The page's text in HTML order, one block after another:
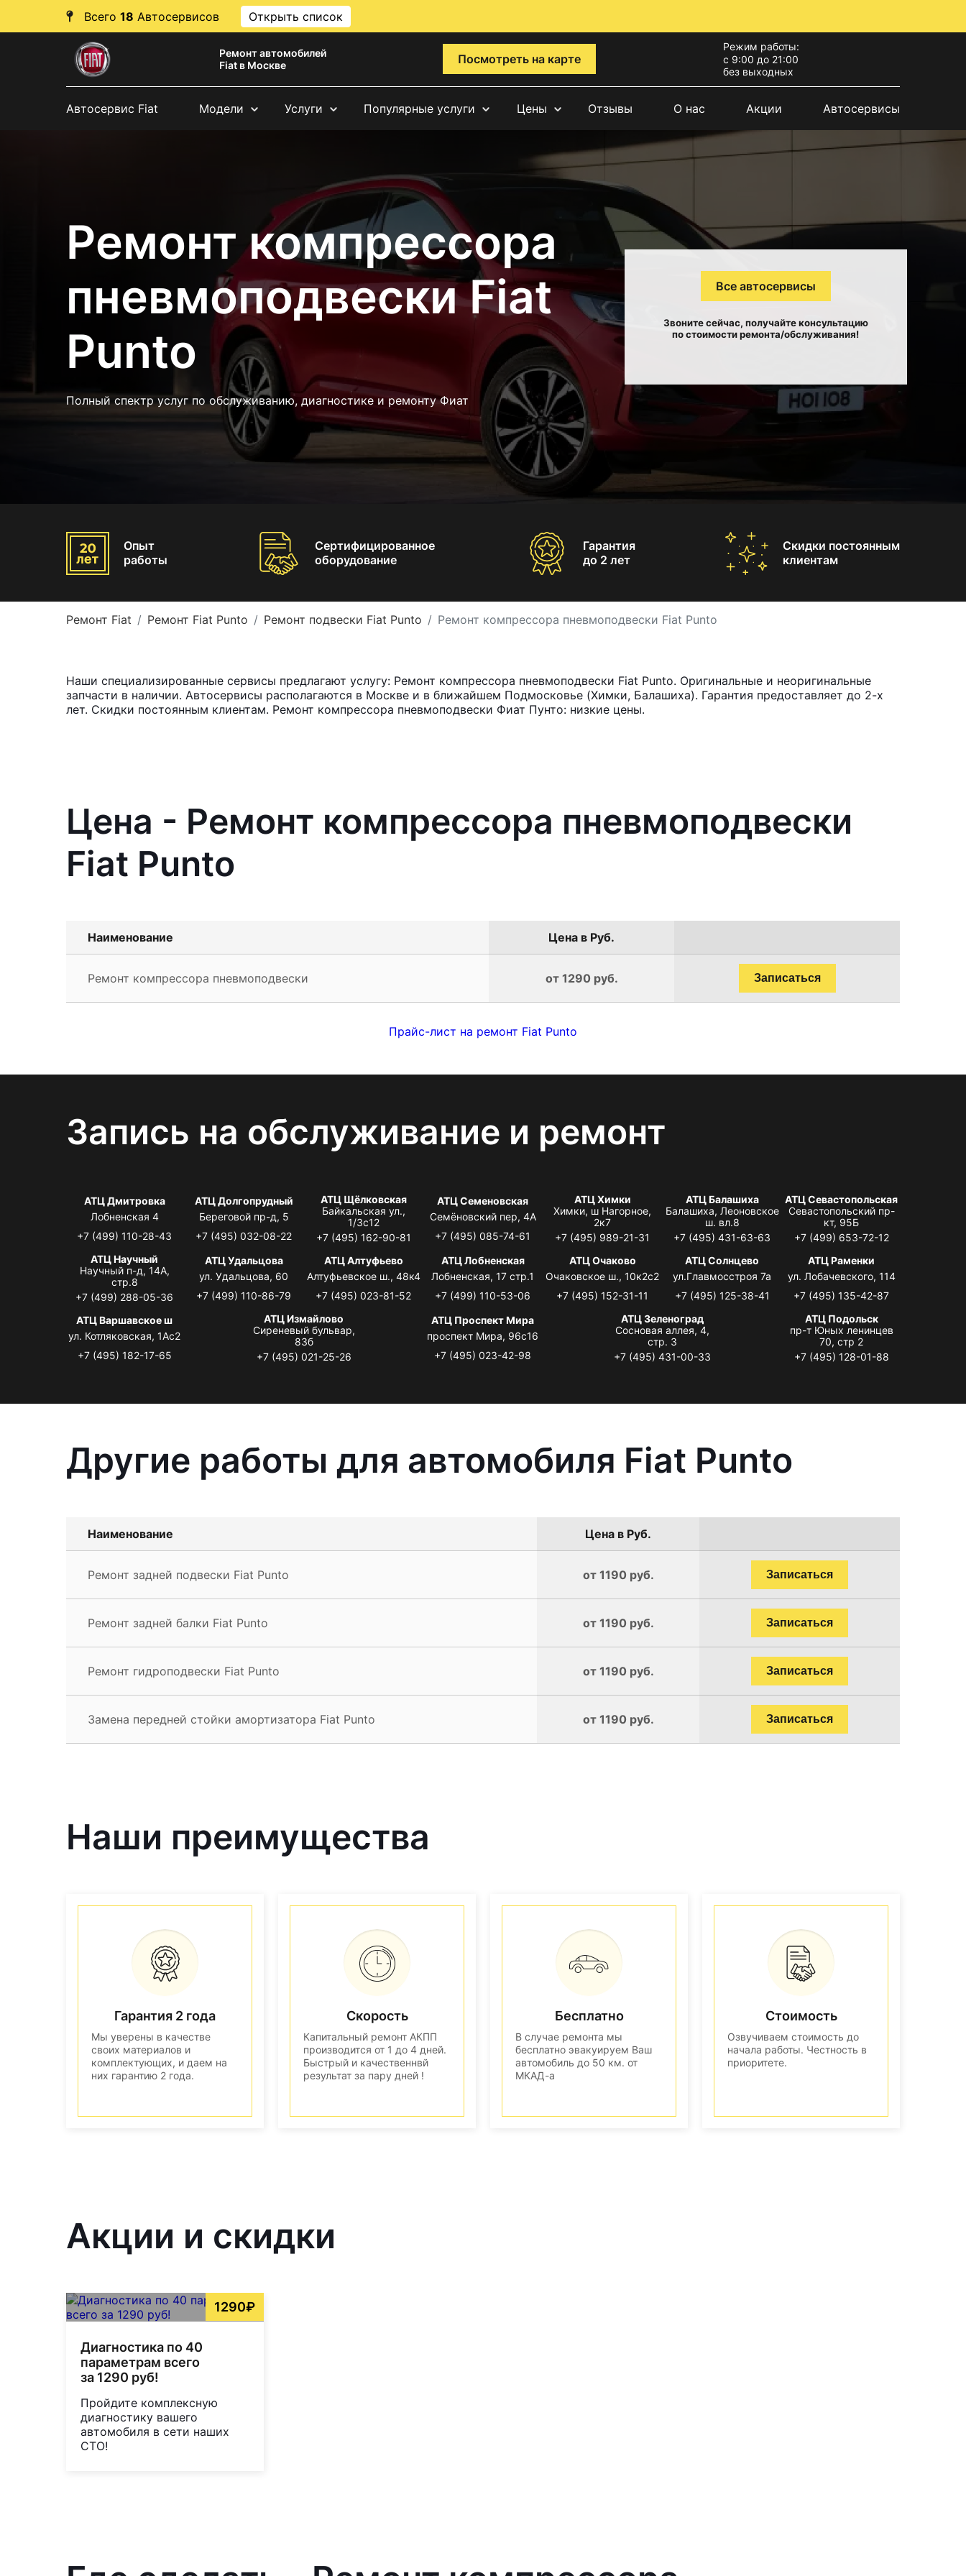
Всего 18 Автосервисов Открыть список
Ремонт автомобилей
Fiat в Москве
Посмотреть на карте
Режим работы:
с 9:00 до 21:00
без выходных
Автосервис Fiat Модели Услуги Популярные услуги Цены Отзывы О нас Акции Автосервисы
Ремонт компрессора
пневмоподвески Fiat
Punto
Полный спектр услуг по обслуживанию, диагностике и ремонту Фиат
Все автосервисы
Звоните сейчас, получайте консультацию
по стоимости ремонта/обслуживания!
Опыт
работы
Сертифицированное
оборудование
Гарантия
до 2 лет
Скидки постоянным
клиентам
Ремонт Fiat Ремонт Fiat Punto Ремонт подвески Fiat Punto Ремонт компрессора пневмоподвески Fiat Punto
Наши специализированные сервисы предлагают услугу: Ремонт компрессора пневмоподвески Fiat Punto. Оригинальные и неоригинальные
запчасти в наличии. Автосервисы располагаются в Москве и в ближайшем Подмосковье (Химки, Балашиха). Гарантия предоставляет до 2-х
лет. Скидки постоянным клиентам. Ремонт компрессора пневмоподвески Фиат Пунто: низкие цены.
Цена - Ремонт компрессора пневмоподвески
Fiat Punto
Наименование Цена в Руб.
Ремонт компрессора пневмоподвески от 1290 руб. Записаться
Прайс-лист на ремонт Fiat Punto
Запись на обслуживание и ремонт
АТЦ Дмитровка
Лобненская 4
+7 (499) 110-28-43
АТЦ Долгопрудный
Береговой пр-д, 5
+7 (495) 032-08-22
АТЦ Щёлковская
Байкальская ул.,
1/3с12
+7 (495) 162-90-81
АТЦ Семеновская
Семёновский пер, 4А
+7 (495) 085-74-61
АТЦ Химки
Химки, ш Нагорное,
2к7
+7 (495) 989-21-31
АТЦ Балашиха
Балашиха, Леоновское
ш. вл.8
+7 (495) 431-63-63
АТЦ Севастопольская
Севастопольский пр-
кт, 95Б
+7 (499) 653-72-12
АТЦ Научный
Научный п-д, 14А,
стр.8
+7 (499) 288-05-36
АТЦ Удальцова
ул. Удальцова, 60
+7 (499) 110-86-79
АТЦ Алтуфьево
Алтуфьевское ш., 48к4
+7 (495) 023-81-52
АТЦ Лобненская
Лобненская, 17 стр.1
+7 (499) 110-53-06
АТЦ Очаково
Очаковское ш., 10к2с2
+7 (495) 152-31-11
АТЦ Солнцево
ул.Главмосстроя 7а
+7 (495) 125-38-41
АТЦ Раменки
ул. Лобачевского, 114
+7 (495) 135-42-87
АТЦ Варшавское ш
ул. Котляковская, 1Ас2
+7 (495) 182-17-65
АТЦ Измайлово
Сиреневый бульвар,
83б
+7 (495) 021-25-26
АТЦ Проспект Мира
проспект Мира, 96с16
+7 (495) 023-42-98
АТЦ Зеленоград
Сосновая аллея, 4,
стр. 3
+7 (495) 431-00-33
АТЦ Подольск
пр-т Юных ленинцев
70, стр 2
+7 (495) 128-01-88
Другие работы для автомобиля Fiat Punto
Наименование Цена в Руб.
Ремонт задней подвески Fiat Punto от 1190 руб. Записаться
Ремонт задней балки Fiat Punto от 1190 руб. Записаться
Ремонт гидроподвески Fiat Punto от 1190 руб. Записаться
Замена передней стойки амортизатора Fiat Punto от 1190 руб. Записаться
Наши преимущества
Гарантия 2 года
Мы уверены в качестве
своих материалов и
комплектующих, и даем на
них гарантию 2 года.
Скорость
Капитальный ремонт АКПП
производится от 1 до 4 дней.
Быстрый и качественнвй
результат за пару дней !
Бесплатно
В случае ремонта мы
бесплатно эвакуируем Ваш
автомобиль до 50 км. от
МКАД-а
Стоимость
Озвучиваем стоимость до
начала работы. Честность в
приоритете.
Акции и скидки
1290₽
Диагностика по 40
параметрам всего
за 1290 руб!
Пройдите комплексную
диагностику вашего
автомобиля в сети наших
СТО!